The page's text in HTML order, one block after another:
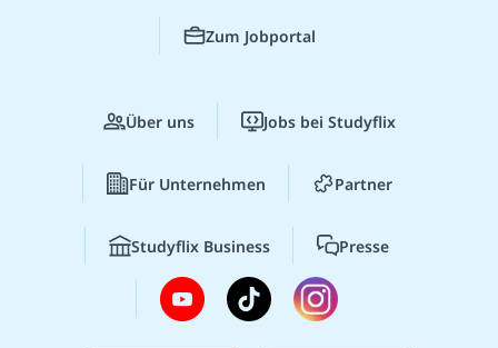
Zum Jobportal
Über uns Jobs bei Studyflix
Für Unternehmen Partner
Studyflix Business Presse